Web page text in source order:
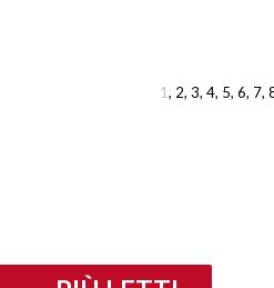
1 2 3 4 5 6 7